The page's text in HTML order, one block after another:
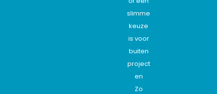
slimme
keuze
is voor
buiten
project
en
Zo